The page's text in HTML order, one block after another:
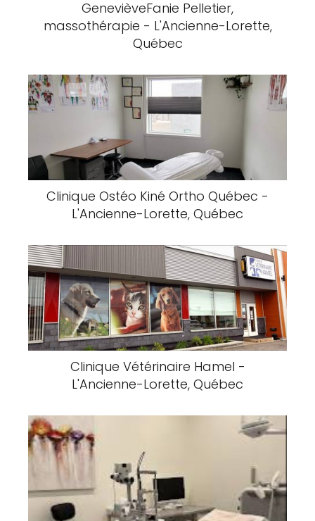
GenevièveFanie Pelletier,
massothérapie - L'Ancienne-Lorette,
Québec
Clinique Ostéo Kiné Ortho Québec -
L'Ancienne-Lorette, Québec
Clinique Vétérinaire Hamel -
L'Ancienne-Lorette, Québec